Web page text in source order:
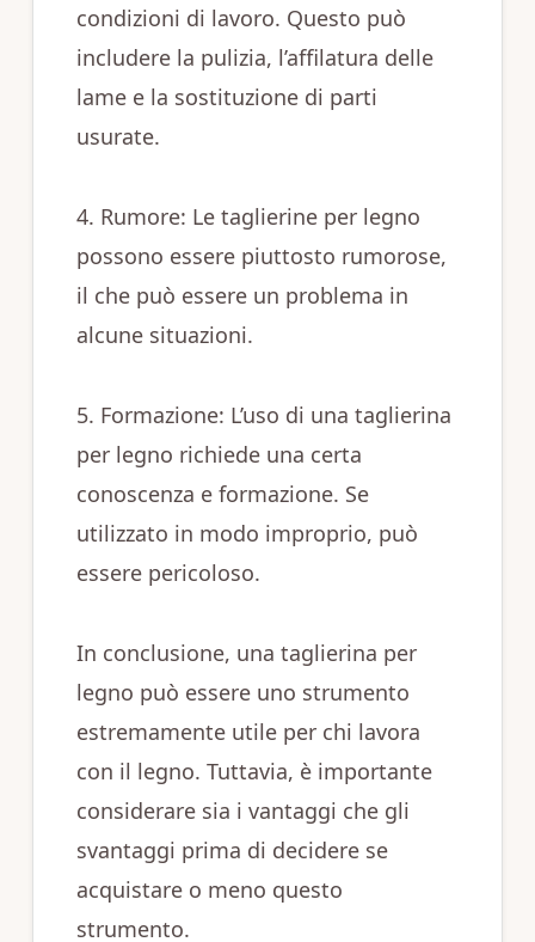
condizioni di lavoro. Questo può
includere la pulizia, l’affilatura delle
lame e la sostituzione di parti
usurate.
4. Rumore: Le taglierine per legno
possono essere piuttosto rumorose,
il che può essere un problema in
alcune situazioni.
5. Formazione: L’uso di una taglierina
per legno richiede una certa
conoscenza e formazione. Se
utilizzato in modo improprio, può
essere pericoloso.
In conclusione, una taglierina per
legno può essere uno strumento
estremamente utile per chi lavora
con il legno. Tuttavia, è importante
considerare sia i vantaggi che gli
svantaggi prima di decidere se
acquistare o meno questo
strumento.